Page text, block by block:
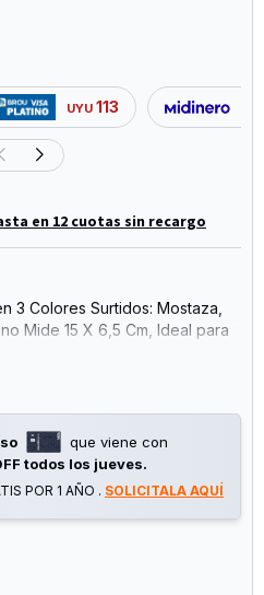
UYU 113
en 12 cuotas sin recargo
3 Colores Surtidos: Mostaza,
Mide 15 X 6,5 Cm, Ideal para
Colorido y Atractivo para los
Jugueterías y Ventas por
que viene con
todos los jueves.
POR 1 AÑO . SOLICITALA AQUÍ